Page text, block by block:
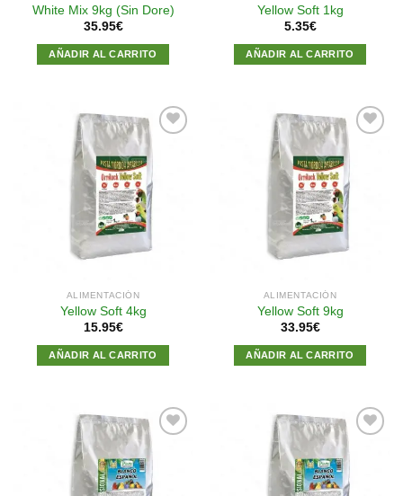
White Mix 9kg (Sin Dore)
35.95€
AÑADIR AL CARRITO
Yellow Soft 1kg
5.35€
AÑADIR AL CARRITO
Añadir
lista de
ALIMENTACIÓN
Yellow Soft 4kg
15.95€
AÑADIR AL CARRITO
Añadir
lista de
ALIMENTACIÓN
Yellow Soft 9kg
33.95€
AÑADIR AL CARRITO
Añadir
Añadir